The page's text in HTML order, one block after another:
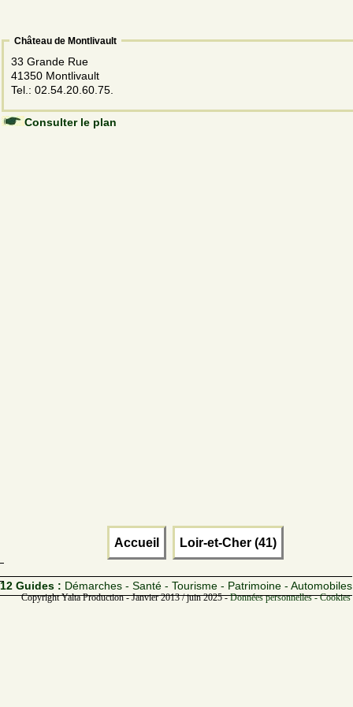
Château de Montlivault
33 Grande Rue
41350 Montlivault
Tel.: 02.54.20.60.75.
Consulter le plan
Accueil Loir-et-Cher (41)
12 Guides : Démarches - Santé - Tourisme - Patrimoine - Automobiles
Copyright Yalta Production - Janvier 2013 / juin 2025 -Données personnelles -